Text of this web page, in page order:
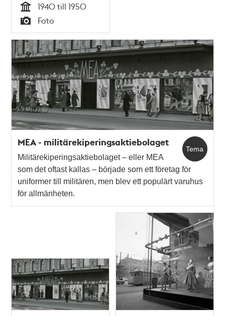
Tid
1940 till 1950
Typ
Foto
Tema
MEA - militärekiperingsaktiebolaget
Militärekiperingsaktiebolaget – eller MEA
som det oftast kallas – började som ett företag för
uniformer till militären, men blev ett populärt varuhus
för allmänheten.